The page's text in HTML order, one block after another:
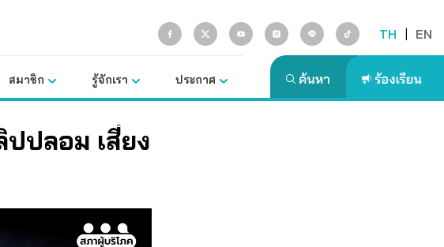
TH | EN
สมาชิก รู้จักเรา ประกาศ
ปลอม เสี่ยง